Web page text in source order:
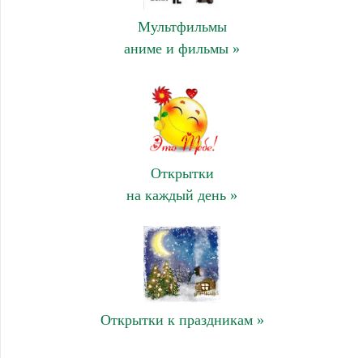
Мультфильмы
аниме и фильмы »
Открытки
на каждый день »
Открытки к праздникам »